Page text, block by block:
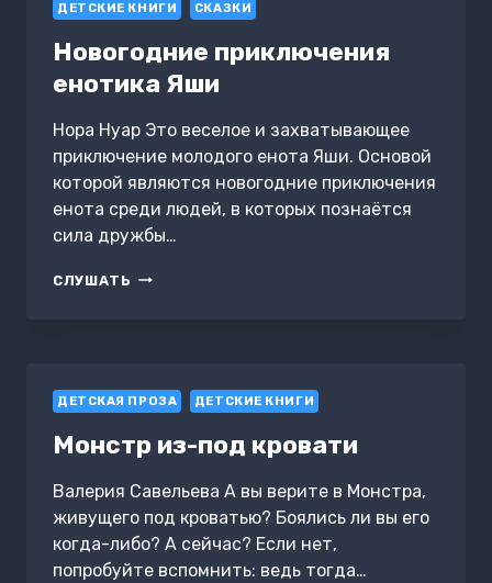
ДЕТСКИЕ КНИГИ СКАЗКИ
Новогодние приключения
енотика Яши
Нора Нуар Это веселое и захватывающее
приключение молодого енота Яши. Основой
которой являются новогодние приключения
енота среди людей, в которых познаётся
сила дружбы…
СЛУШАТЬ НОВОГОДНИЕ
ДЕТСКАЯ ПРОЗА ДЕТСКИЕ КНИГИ
Монстр из-под кровати
Валерия Савельева А вы верите в Монстра,
живущего под кроватью? Боялись ли вы его
когда-либо? А сейчас? Если нет,
попробуйте вспомнить: ведь тогда…